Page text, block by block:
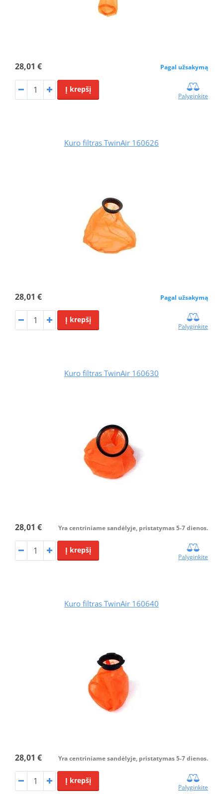
28,01 € Pagal užsakymą
Į krepšį
Palyginkite
Kuro filtras TwinAir 160626
28,01 € Pagal užsakymą
Į krepšį
Palyginkite
Kuro filtras TwinAir 160630
28,01 € Yra centriniame sandėlyje, pristatymas 5-7 dienos.
Į krepšį
Palyginkite
Kuro filtras TwinAir 160640
28,01 € Yra centriniame sandėlyje, pristatymas 5-7 dienos.
Į krepšį
Palyginkite